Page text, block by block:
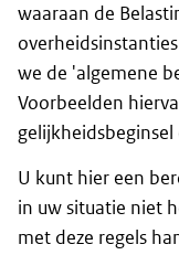
waaraan de
we de 'algemene
Voorbeelden
U kunt hier een
in uw situatie niet
met deze regels